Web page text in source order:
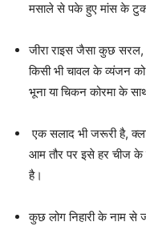
मसाले से पके हुए मांस के
जीरा राइस जैसा कुछ
किसी भी चावल के व्यंजन
भूना या चिकन कोरमा के
एक सलाद भी जरूरी है,
आम तौर पर इसे हर चीज के
है।
कुछ लोग निहारी के नाम